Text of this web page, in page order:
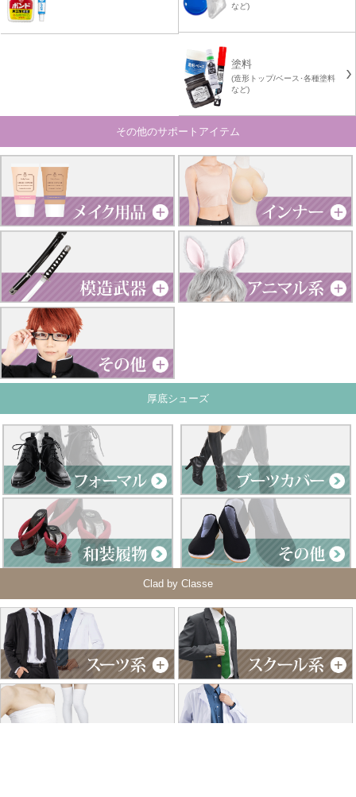
など)
塗料
(造形トップ/ベース･各種塗料
など)
その他のサポートアイテム
厚底シューズ
Clad by Classe